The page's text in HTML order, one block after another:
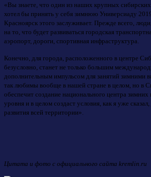
«Вы знаете, что один из наших крупных
хотел бы принять у себя зимнюю Универсиаду
Красноярск этого заслуживает. Прежде всего,
на то, что будет развиваться городская
аэропорт, дороги, спортивная инфраструктура.
Конечно, для города, расположенного в центре
безусловно, станет не только большим
дополнительным импульсом для занятий зимними
так любимы вообще в нашей стране в целом, но в
обеспечит создание национального центра
уровня и в целом создаст условия, как я уже
развития всей территории».
Цитата и фото с официального сайта kremlin.ru